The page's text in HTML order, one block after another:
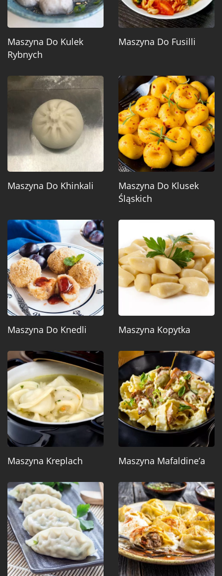
Maszyna Do Kulek
Rybnych
Maszyna Do Fusilli
Maszyna Do Khinkali
Maszyna Do Klusek
Śląskich
Maszyna Do Knedli Maszyna Kopytka
Maszyna Kreplach Maszyna Mafaldine’a